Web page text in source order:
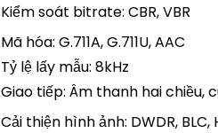
Kiểm soát bitrate: CBR, VBR
Mã hóa: G.711A, G.711U, AAC
Tỷ lệ lấy mẫu: 8kHz
Giao tiếp: Âm thanh hai chiều,
Cải thiện hình ảnh: DWDR, BLC,